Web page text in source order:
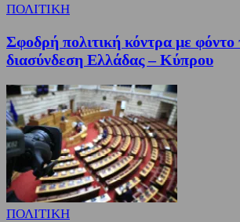
ΠΟΛΙΤΙΚΗ
Σφοδρή πολιτική κόντρα με φόντο
διασύνδεση Ελλάδας – Κύπρου
ΠΟΛΙΤΙΚΗ